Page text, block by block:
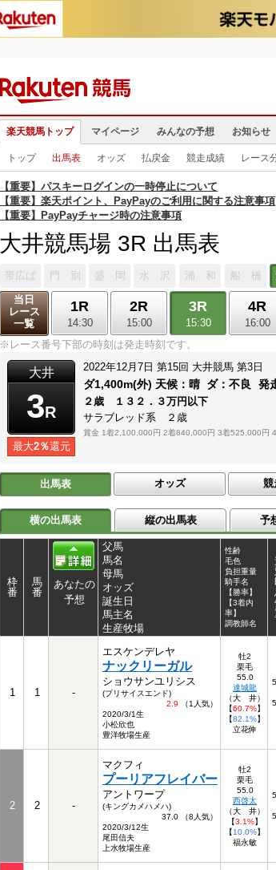
楽天競馬トップ マイページ みんなの予想 お知らせ
トップ 出馬表 オッズ 払戻金 競走成績 レース
【重要】パスキーログインの一時停止について
【重要】楽天ポイント、PayPayのご利用に関する注意事項
【重要】PayPayチャージ時の注意事項
大井競馬場 3R 出馬表
帯広ば 門 別 盛 岡 水 沢 浦 和 船 橋
当日
レース
一覧
1R
14:30
2R
15:00
3R
15:30
4R
16:00
※レース番号下部の時刻は発走時刻です。
大井
3R
最大2％還元
2022年12月7日 第15回 大井競馬 第3日
ダ1,400m(外) 天候： 晴 ダ：不良 発
２歳 １３２．３万円以下
サラブレッド系 ２歳
賞金 1着2,100,000円 2着840,000円 3着525,000円
出馬表 オッズ 競
横の出馬表 縦の出馬表 予
枠
番
馬
番
あなたの
予想
父馬
馬名
母馬
オッズ
誕生日
馬主名
生産牧場
性齢
毛色
負担重量
騎手名
【勝率】
【3着内
率】
調教師名
1 1 -
エスケンデレヤ
ナックリーガル
ショウサンユリシス
(プリサイスエンド)
2.9 （1人気）
2020/3/1生
小松欣也
豊洋牧場生産
牡2
栗毛
55.0
達城龍
（大 井）
【60.7%】
【82.1%】
立花伸
2 2 -
マクフィ
プーリアフレイバー
アントワープ
(キングカメハメハ)
37.0 （8人気）
2020/3/12生
尾田信夫
上水牧場生産
牡2
栗毛
55.0
西啓太
（大 井）
【3.1%】
【10.0%】
福永敏